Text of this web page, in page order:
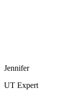
Jennifer
UT Expert